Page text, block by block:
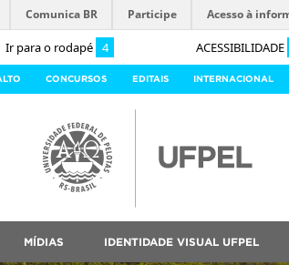
Ir para o rodapé 4 ACESSIBILIDADE
Comunica BR Participe Acesso à
CONCURSOS EDITAIS INTERNACIONAL
MÍDIAS IDENTIDADE VISUAL UFPEL